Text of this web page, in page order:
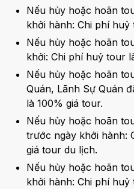
Nếu hủy hoặc hoãn
khởi hành: Chi phí
Nếu hủy hoặc hoãn
khởi: Chi phí huỷ tour
Nếu hủy hoặc hoãn
Quán, Lãnh Sự Quán
là 100% giá tour.
Nếu hủy hoặc hoãn
trước ngày khởi hành:
giá tour du lịch.
Nếu hủy hoặc hoãn
khởi hành: Chi phí